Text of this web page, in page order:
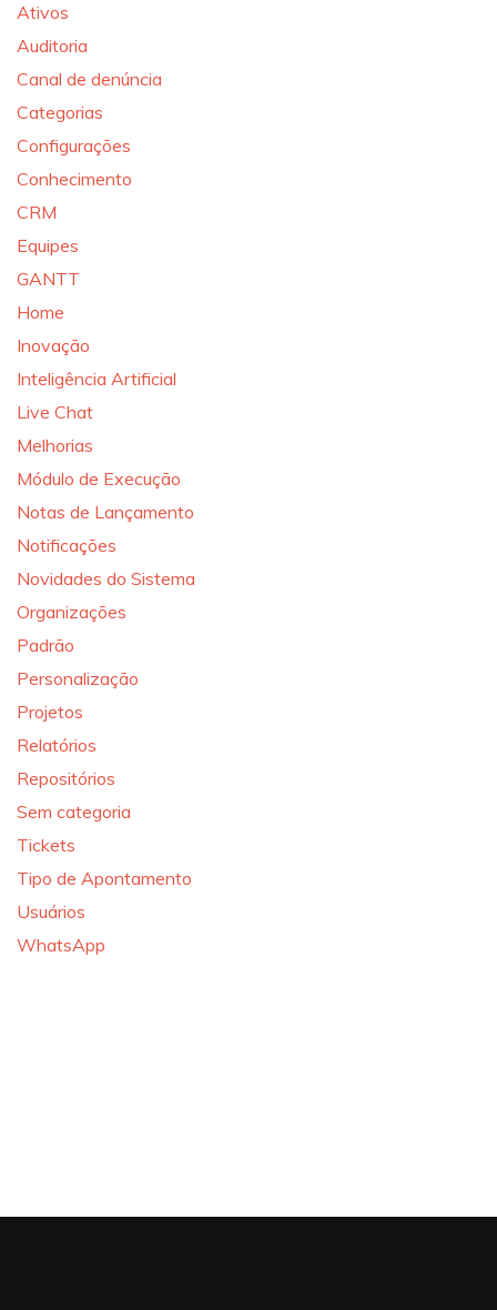
Ativos
Auditoria
Canal de denúncia
Categorias
Configurações
Conhecimento
CRM
Equipes
GANTT
Home
Inovação
Inteligência Artificial
Live Chat
Melhorias
Módulo de Execução
Notas de Lançamento
Notificações
Novidades do Sistema
Organizações
Padrão
Personalização
Projetos
Relatórios
Repositórios
Sem categoria
Tickets
Tipo de Apontamento
Usuários
WhatsApp